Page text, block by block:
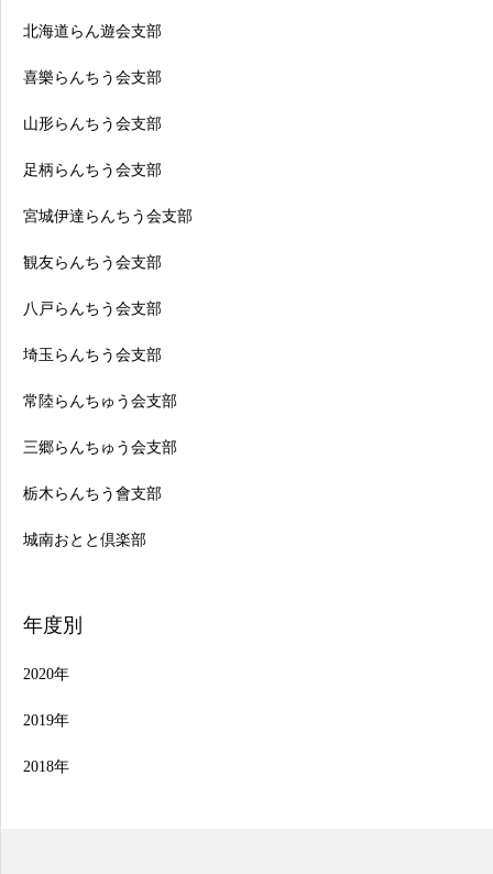
北海道らん遊会支部
喜樂らんちう会支部
山形らんちう会支部
足柄らんちう会支部
宮城伊達らんちう会支部
観友らんちう会支部
八戸らんちう会支部
埼玉らんちう会支部
常陸らんちゅう会支部
三郷らんちゅう会支部
栃木らんちう會支部
城南おとと倶楽部
年度別
2020年
2019年
2018年